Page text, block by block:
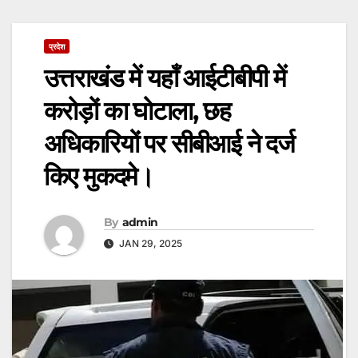
प्रदेश
उत्तराखंड में यहाँ आईटीबीपी में
करोड़ों का घोटाला, छह
अधिकारियों पर सीबीआई ने दर्ज
किए मुकदमे।
By admin
JAN 29, 2025